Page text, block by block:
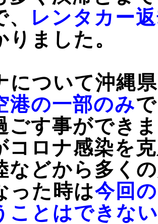
レンタカー
りました。
について沖縄
港の一部のみ
ごす事ができ
コロナ感染を
などから多く
った時は今回
ことはできな